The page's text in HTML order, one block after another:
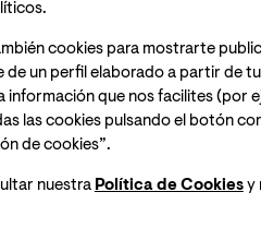
cookies para mostrarte
de un perfil elaborado a partir de
información que nos facilites (por
las cookies pulsando el botón
de cookies”.
nuestra Política de Cookiesy